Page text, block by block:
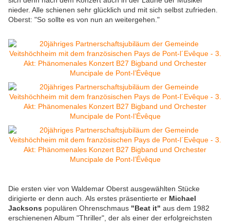
nieder. Alle schienen sehr glücklich und mit sich selbst zufrieden.
Oberst: "So sollte es von nun an weitergehen."
Die ersten vier von Waldemar Oberst ausgewählten Stücke
dirigierte er denn auch. Als erstes präsentierte er Michael
Jacksons populären Ohrenschmaus "Beat it" aus dem 1982
erschienenen Album "Thriller", der als einer der erfolgreichsten